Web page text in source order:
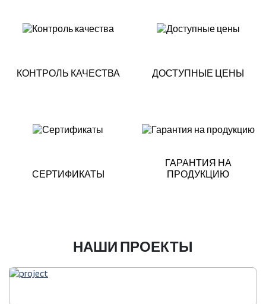
КОНТРОЛЬ КАЧЕСТВА ДОСТУПНЫЕ ЦЕНЫ
СЕРТИФИКАТЫ
ГАРАНТИЯ НА
ПРОДУКЦИЮ
НАШИ ПРОЕКТЫ